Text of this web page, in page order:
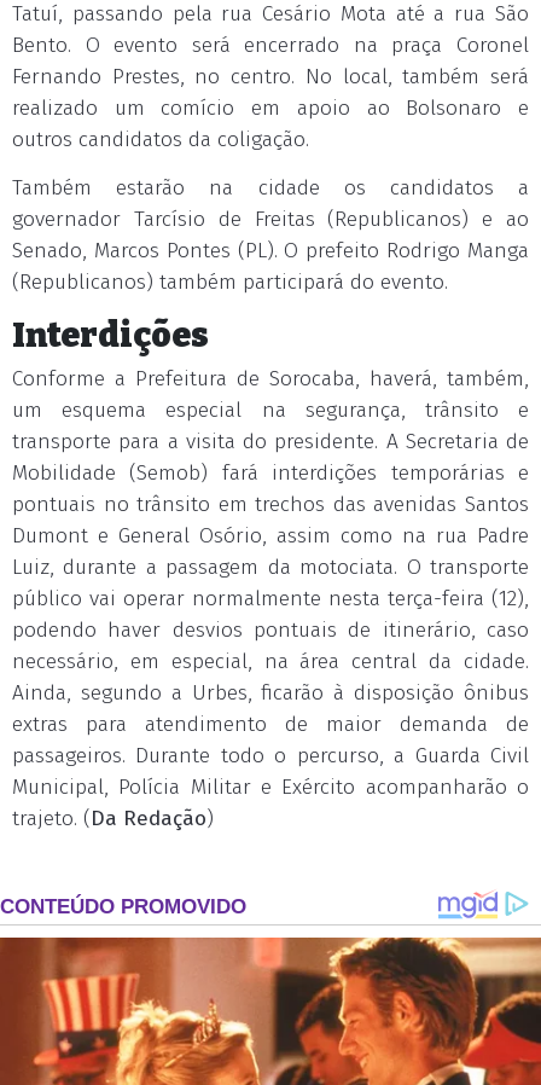
Tatuí, passando pela rua Cesário Mota até a rua São
Bento. O evento será encerrado na praça Coronel
Fernando Prestes, no centro. No local, também será
realizado um comício em apoio ao Bolsonaro e
outros candidatos da coligação.
Também estarão na cidade os candidatos a
governador Tarcísio de Freitas (Republicanos) e ao
Senado, Marcos Pontes (PL). O prefeito Rodrigo Manga
(Republicanos) também participará do evento.
Interdições
Conforme a Prefeitura de Sorocaba, haverá, também,
um esquema especial na segurança, trânsito e
transporte para a visita do presidente. A Secretaria de
Mobilidade (Semob) fará interdições temporárias e
pontuais no trânsito em trechos das avenidas Santos
Dumont e General Osório, assim como na rua Padre
Luiz, durante a passagem da motociata. O transporte
público vai operar normalmente nesta terça-feira (12),
podendo haver desvios pontuais de itinerário, caso
necessário, em especial, na área central da cidade.
Ainda, segundo a Urbes, ficarão à disposição ônibus
extras para atendimento de maior demanda de
passageiros. Durante todo o percurso, a Guarda Civil
Municipal, Polícia Militar e Exército acompanharão o
trajeto. (Da Redação)